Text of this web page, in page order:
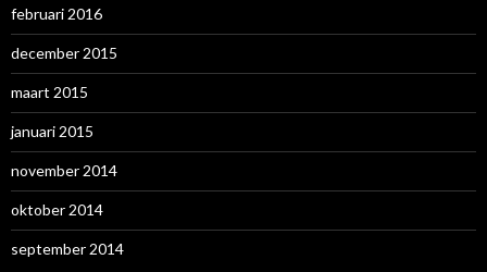
februari 2016
december 2015
maart 2015
januari 2015
november 2014
oktober 2014
september 2014